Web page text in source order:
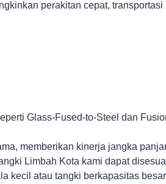
perakitan cepat,
Glass-Fused-to-Steel dan
memberikan kinerja jangka
Limbah Kota kami dapat
kecil atau tangki berkapasitas